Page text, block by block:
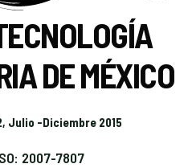
DE MÉXICO
Julio -Diciembre 2015
2007-7807